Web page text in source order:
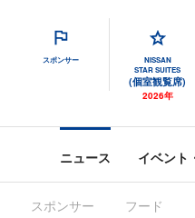
スポンサー
NISSAN
STAR SUITES
(個室観覧席)
2026年
ニュース イベント
スポンサー フード